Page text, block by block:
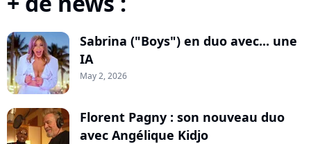
Sabrina ("Boys") en duo avec... une
IA
May 2, 2026
Florent Pagny : son nouveau duo
avec Angélique Kidjo